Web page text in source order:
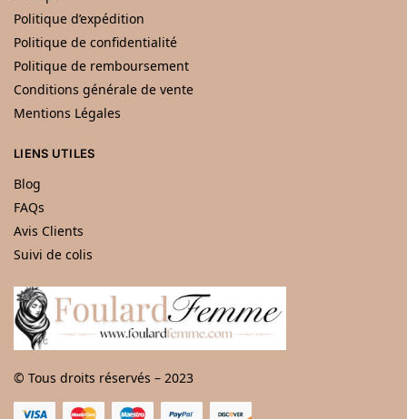
Politique d’expédition
Politique de confidentialité
Politique de remboursement
Conditions générale de vente
Mentions Légales
LIENS UTILES
Blog
FAQs
Avis Clients
Suivi de colis
© Tous droits réservés – 2023